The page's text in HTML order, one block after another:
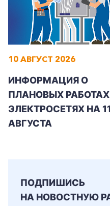
Частным клиентам
Корпоративным
10 АВГУСТ 2026
ИНФОРМАЦИЯ О
ПЛАНОВЫХ РАБОТАХ
ЭЛЕКТРОСЕТЯХ НА 11
АВГУСТА
ПОДПИШИСЬ
НА НОВОСТНУЮ